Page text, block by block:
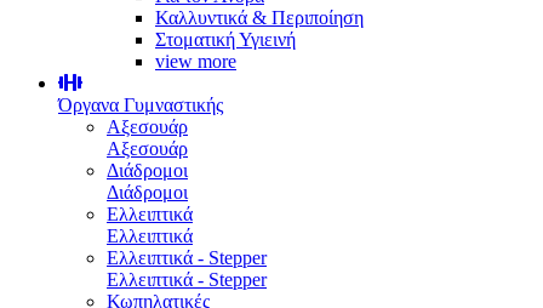
Καλλυντικά & Περιποίηση
Στοματική Υγιεινή
view more
Όργανα Γυμναστικής
Αξεσουάρ
Αξεσουάρ
Διάδρομοι
Διάδρομοι
Ελλειπτικά
Ελλειπτικά
Ελλειπτικά - Stepper
Ελλειπτικά - Stepper
Κωπηλατικές